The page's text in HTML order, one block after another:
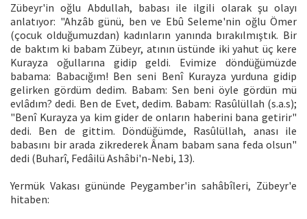
Zübeyr'in oğlu Abdullah, babası ile ilgili olarak şu olayı
anlatıyor: "Ahzâb günü, ben ve Ebû Seleme'nin oğlu Ömer
(çocuk olduğumuzdan) kadınların yanında bırakılmıştık. Bir
de baktım ki babam Zübeyr, atının üstünde iki yahut üç kere
Kurayza oğullarına gidip geldi. Evimize döndüğümüzde
babama: Babacığım! Ben seni Benî Kurayza yurduna gidip
gelirken gördüm dedim. Babam: Sen beni öyle gördün mü
evlâdım? dedi. Ben de Evet, dedim. Babam: Rasûlüllah (s.a.s);
"Benî Kurayza ya kim gider de onların haberini bana getirir"
dedi. Ben de gittim. Döndüğümde, Rasûlüllah, anası ile
babasını bir arada zikrederek Ânam babam sana feda olsun"
dedi (Buharî, Fedâilü Ashâbi'n-Nebi, 13).
Yermük Vakası gününde Peygamber'in sahâbîleri, Zübeyr'e
hitaben: